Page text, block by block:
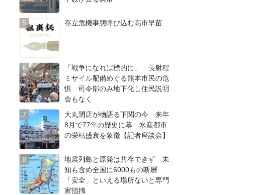
存立危機事態呼び込む高市早苗
「戦争になれば標的に」 長射程
ミサイル配備めぐる熊本市民の危
惧 司令部のみ地下化し住民説明
会もなく
大丸閉店が物語る下関の今 来年
8月で77年の歴史に幕 水産都市
の栄枯盛衰を象徴【記者座談会】
地震列島と原発は共存できず 未
知も含め全国に6000もの断層
「安全」といえる場所ないと専門
家指摘